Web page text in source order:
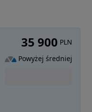
35 900 PLN
Powyżej średniej